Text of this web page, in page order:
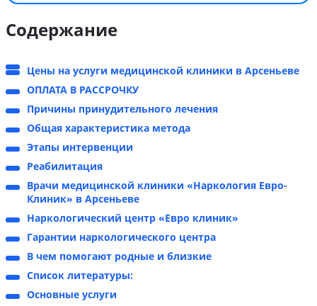
Содержание
Цены на услуги медицинской клиники в Арсеньеве
ОПЛАТА В РАССРОЧКУ
Причины принудительного лечения
Общая характеристика метода
Этапы интервенции
Реабилитация
Врачи медицинской клиники «Наркология Евро-
Клиник» в Арсеньеве
Наркологический центр «Евро клиник»
Гарантии наркологического центра
В чем помогают родные и близкие
Список литературы:
Основные услуги